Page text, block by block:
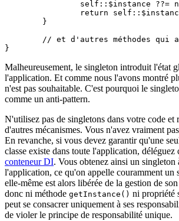
Malheureusement, le singleton introduit l'état
l'application. Et comme nous l'avons montré
n'est pas souhaitable. C'est pourquoi le
comme un anti-pattern.
N'utilisez pas de singletons dans votre code et
d'autres mécanismes. Vous n'avez vraiment
En revanche, si vous devez garantir qu'une
classe existe dans toute l'application, déléguez
conteneur DI. Vous obtenez ainsi un singleton
l'application, ce qu'on appelle couramment un
elle-même est alors libérée de la gestion de
donc ni méthode getInstance() ni propriété
peut se consacrer uniquement à ses
de violer le principe de responsabilité unique.